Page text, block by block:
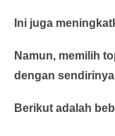
Ini juga
Namun, memilih
dengan
Berikut adalah